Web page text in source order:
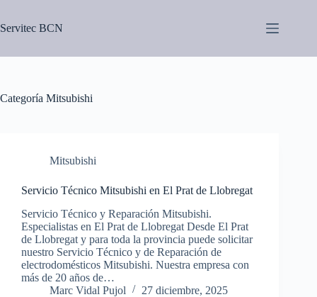
contenido
Servitec BCN
Categoría Mitsubishi
Mitsubishi
Servicio Técnico Mitsubishi en El Prat de Llobregat
Servicio Técnico y Reparación Mitsubishi.
Especialistas en El Prat de Llobregat Desde El Prat
de Llobregat y para toda la provincia puede solicitar
nuestro Servicio Técnico y de Reparación de
electrodomésticos Mitsubishi. Nuestra empresa con
más de 20 años de…
Marc Vidal Pujol
27 diciembre, 2025